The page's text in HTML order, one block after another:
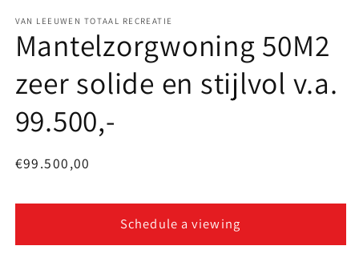
VAN LEEUWEN TOTAAL RECREATIE
Mantelzorgwoning 50M2
zeer solide en stijlvol v.a.
99.500,-
Regular
€99.500,00
Schedule a viewing